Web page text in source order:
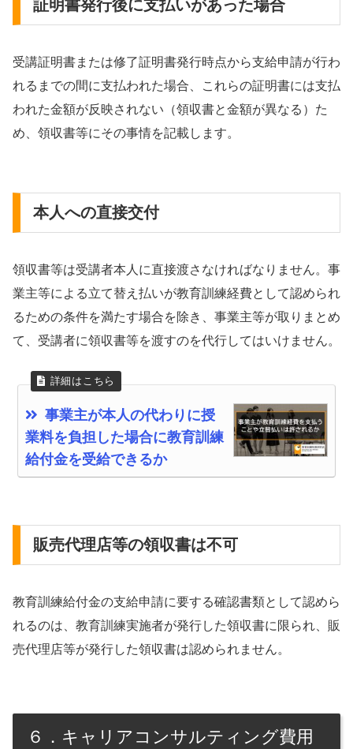
証明書発行後に支払いがあった場合
受講証明書または修了証明書発行時点から支給申請が行わ
れるまでの間に支払われた場合、これらの証明書には支払
われた金額が反映されない（領収書と金額が異なる）た
め、領収書等にその事情を記載します。
本人への直接交付
領収書等は受講者本人に直接渡さなければなりません。事
業主等による立て替え払いが教育訓練経費として認められ
るための条件を満たす場合を除き、事業主等が取りまとめ
て、受講者に領収書等を渡すのを代行してはいけません。
事業主が本人の代わりに授
業料を負担した場合に教育訓練
給付金を受給できるか
販売代理店等の領収書は不可
教育訓練給付金の支給申請に要する確認書類として認めら
れるのは、教育訓練実施者が発行した領収書に限られ、販
売代理店等が発行した領収書は認められません。
６．キャリアコンサルティング費用